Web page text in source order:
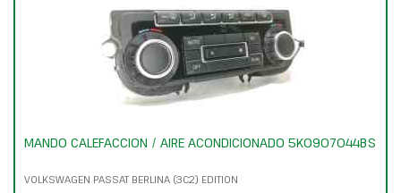
MANDO CALEFACCION / AIRE ACONDICIONADO 5K0907044BS
VOLKSWAGEN PASSAT BERLINA (3C2) EDITION